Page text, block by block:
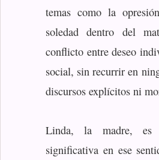
temas como la
soledad dentro del
conflicto entre deseo
social, sin recurrir en
discursos explícitos ni
Linda, la madre, es
significativa en ese